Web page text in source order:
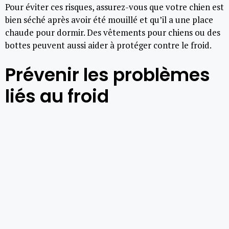
Pour éviter ces risques, assurez-vous que votre chien est
bien séché après avoir été mouillé et qu’il a une place
chaude pour dormir. Des vêtements pour chiens ou des
bottes peuvent aussi aider à protéger contre le froid.
Prévenir les problèmes
liés au froid